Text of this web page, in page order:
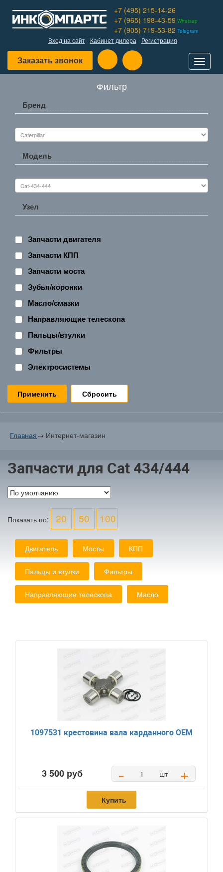
+7 (495) 215-14-26
+7 (965) 198-43-59 Whatsap
+7 (905) 719-53-82 Telegram
Вход на сайт Кабинет дилера Регистрация
Заказать звонок
Toggle
Фильтр
Бренд
Модель
Узел
Запчасти двигателя
Запчасти КПП
Запчасти моста
Зубья/коронки
Масло/смазки
Направляющие телескопа
Пальцы/втулки
Фильтры
Электросистемы
Сбросить
Главная→ Интернет-магазин
Запчасти для Сat 434/444
Показать по: 20 50 100
Двигатель Мосты КПП
Пальцы и втулки Фильтры
Направляющие телескопа Масло
1097531 крестовина вала карданного OEM
3 500 руб - шт +
Купить